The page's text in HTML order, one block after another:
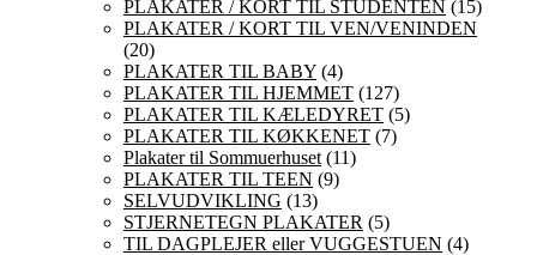
PLAKATER / KORT TIL STUDENTEN (15)
PLAKATER / KORT TIL VEN/VENINDEN
(20)
PLAKATER TIL BABY (4)
PLAKATER TIL HJEMMET (127)
PLAKATER TIL KÆLEDYRET (5)
PLAKATER TIL KØKKENET (7)
Plakater til Sommuerhuset (11)
PLAKATER TIL TEEN (9)
SELVUDVIKLING (13)
STJERNETEGN PLAKATER (5)
TIL DAGPLEJER eller VUGGESTUEN (4)